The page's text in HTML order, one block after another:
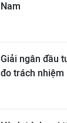
Nam
Giải ngân đầu
đo trách nhiệm